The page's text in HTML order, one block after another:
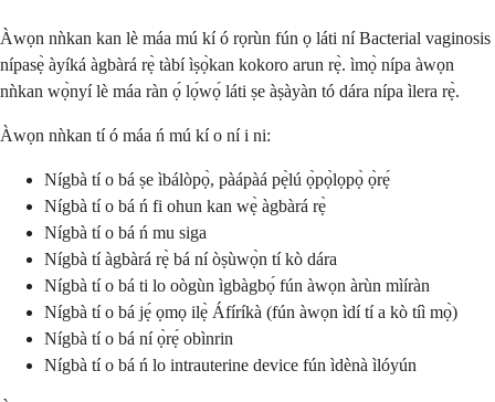
Àwọn nǹkan kan lè máa mú kí ó rọrùn fún ọ láti ní Bacterial vaginosis
nípasẹ̀ àyíká àgbàrá rẹ̀ tàbí ìṣọ̀kan kokoro arun rẹ̀. ìmọ̀ nípa àwọn
nǹkan wọ̀nyí lè máa ràn ọ́ lọ́wọ́ láti ṣe àṣàyàn tó dára nípa ìlera rẹ̀.
Àwọn nǹkan tí ó máa ń mú kí o ní i ni:
Nígbà tí o bá ṣe ìbálòpọ̀, pàápàá pẹ̀lú ọ̀pọ̀lọpọ̀ ọ̀rẹ́
Nígbà tí o bá ń fi ohun kan wẹ̀ àgbàrá rẹ̀
Nígbà tí o bá ń mu siga
Nígbà tí àgbàrá rẹ̀ bá ní òṣùwọ̀n tí kò dára
Nígbà tí o bá ti lo oògùn ìgbàgbọ́ fún àwọn àrùn mìíràn
Nígbà tí o bá jẹ́ ọmọ ilẹ̀ Áfíríkà (fún àwọn ìdí tí a kò tíì mọ̀)
Nígbà tí o bá ní ọ̀rẹ́ obìnrin
Nígbà tí o bá ń lo intrauterine device fún ìdènà ìlóyún